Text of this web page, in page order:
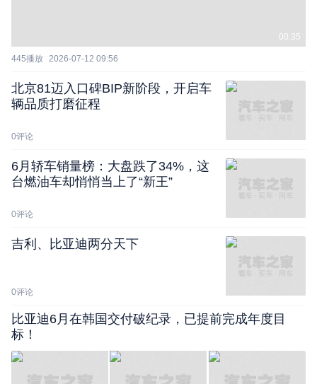
00:35
445播放 2026-07-12 09:56
北京81迈入口碑BIP新阶段，开启车
辆品质打磨征程
0评论
6月轿车销量榜：大盘跌了34%，这
台燃油车却悄悄当上了“新王”
0评论
吉利、比亚迪两分天下
0评论
比亚迪6月在韩国交付破纪录，已提前完成年度目
标！